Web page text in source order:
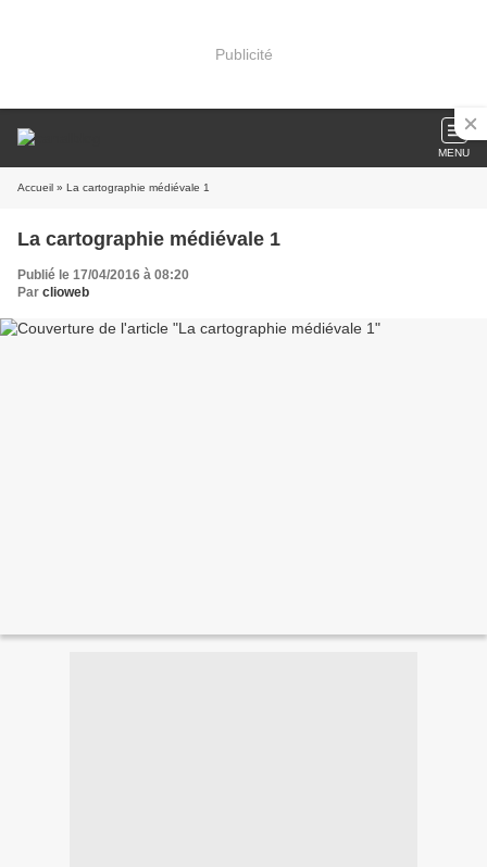
Publicité
MENU
Accueil » La cartographie médiévale 1
La cartographie médiévale 1
Publié le 17/04/2016 à 08:20
Par clioweb